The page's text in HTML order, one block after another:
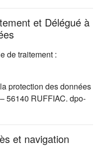
et Délégué à
de traitement :
protection des données
56140 RUFFIAC. dpo-
et navigation